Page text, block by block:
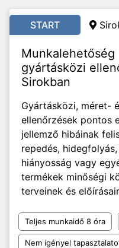
START
Munkalehetőség
gyártásközi
Sirokban
Gyártásközi, méret-
ellenőrzések pontos
jellemző hibáinak
repedés,
hiányosság vagy
termékek minőségi
terveinek és
Teljes munkaidő 8 óra
Nem igényel